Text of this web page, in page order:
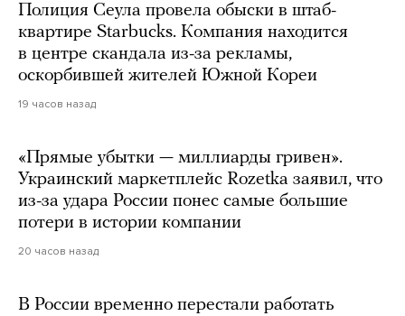
Полиция Сеула провела обыски в штаб-
квартире Starbucks. Компания находится
в центре скандала из-за рекламы,
оскорбившей жителей Южной Кореи
19 часов назад
«Прямые убытки — миллиарды гривен».
Украинский маркетплейс Rozetka заявил, что
из-за удара России понес самые большие
потери в истории компании
20 часов назад
В России временно перестали работать